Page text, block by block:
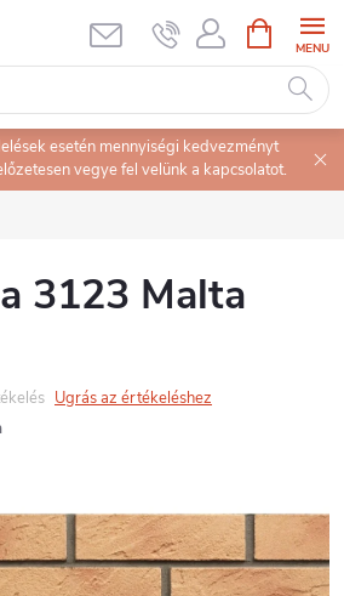
KOSÁR
esetén mennyiségi kedvezményt
vegye fel velünk a kapcsolatot.
3123 Malta
Ugrás az értékeléshez